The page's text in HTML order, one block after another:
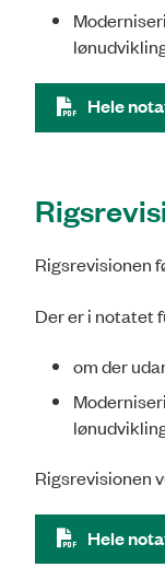
Hele
Rigsrevisionen
Der er i notatet
om der
Rigsrevisionen
Hele